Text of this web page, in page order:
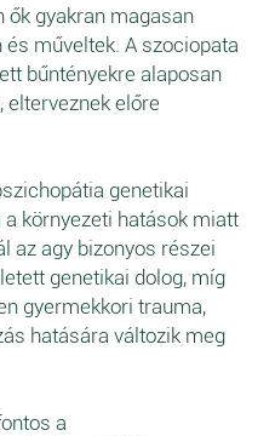
ők gyakran magasan
műveltek. A szociopata
bűntényekre alaposan
elterveznek előre
genetikai
környezeti hatások miatt
az agy bizonyos részei
genetikai dolog, míg
gyermekkori trauma,
hatására változik meg
a